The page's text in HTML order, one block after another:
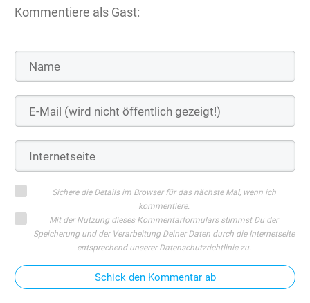
Kommentiere als Gast:
Sichere die Details im Browser für das nächste Mal, wenn ich
kommentiere.
Mit der Nutzung dieses Kommentarformulars stimmst Du der
Speicherung und der Verarbeitung Deiner Daten durch die Internetseite
entsprechend unserer Datenschutzrichtlinie zu.
Schick den Kommentar ab